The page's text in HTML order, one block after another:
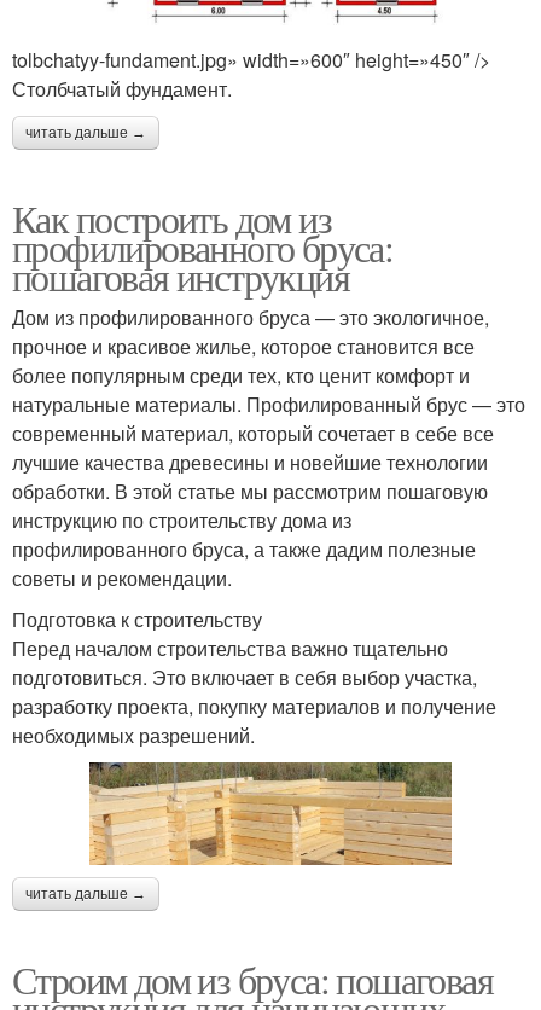
tolbchatyy-fundament.jpg» width=»600″ height=»450″ />
Столбчатый фундамент.
читать дальше →
Как построить дом из
профилированного бруса:
пошаговая инструкция
Дом из профилированного бруса — это экологичное,
прочное и красивое жилье, которое становится все
более популярным среди тех, кто ценит комфорт и
натуральные материалы. Профилированный брус — это
современный материал, который сочетает в себе все
лучшие качества древесины и новейшие технологии
обработки. В этой статье мы рассмотрим пошаговую
инструкцию по строительству дома из
профилированного бруса, а также дадим полезные
советы и рекомендации.
Подготовка к строительству
Перед началом строительства важно тщательно
подготовиться. Это включает в себя выбор участка,
разработку проекта, покупку материалов и получение
необходимых разрешений.
читать дальше →
Строим дом из бруса: пошаговая